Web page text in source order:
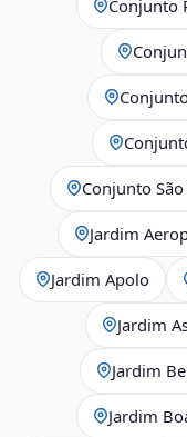
Conjunto
Conjunto
Jardim
Jardim Apolo
Jardim
Jardim
Jardim